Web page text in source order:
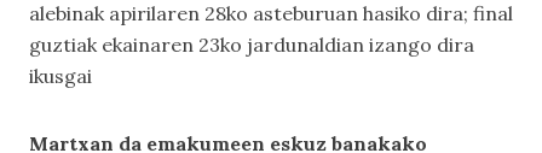
alebinak apirilaren 28ko asteburuan hasiko dira; final
guztiak ekainaren 23ko jardunaldian izango dira
ikusgai
Martxan da emakumeen eskuz banakako